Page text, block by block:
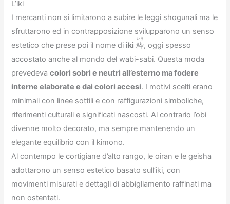
L’iki
I mercanti non si limitarono a subire le leggi shogunali ma le
sfruttarono ed in contrapposizione svilupparono un senso
estetico che prese poi il nome di iki 粋
いき
, oggi spesso
accostato anche al mondo del wabi-sabi. Questa moda
prevedevacolori sobri e neutri all’esterno ma fodere
interne elaborate e dai colori accesi. I motivi scelti erano
minimali con linee sottili e con raffigurazioni simboliche,
riferimenti culturali e significati nascosti. Al contrario l’obi
divenne molto decorato, ma sempre mantenendo un
elegante equilibrio con il kimono.
Al contempo le cortigiane d’alto rango, le oiran e le geisha
adottarono un senso estetico basato sull’iki, con
movimenti misurati e dettagli di abbigliamento raffinati ma
non ostentati.